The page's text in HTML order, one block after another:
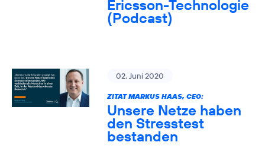
Ericsson-Technologie
(Podcast)
02. Juni 2020
ZITAT MARKUS HAAS, CEO:
Unsere Netze haben
den Stresstest
bestanden